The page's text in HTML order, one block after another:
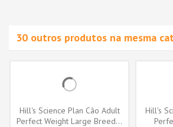
30 outros produtos na mesma
Hill's Science Plan Cão Adult
Perfect Weight Large Breed...
Hill's